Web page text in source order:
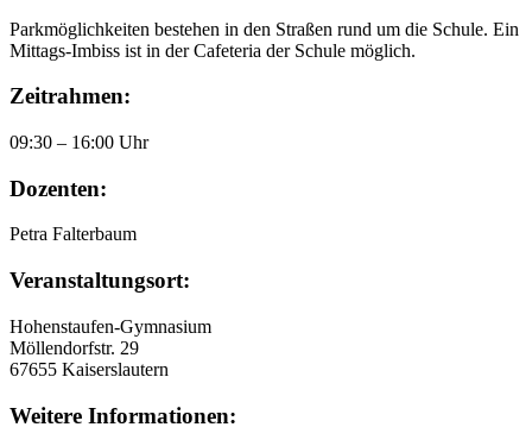
Parkmöglichkeiten bestehen in den Straßen rund um die Schule. Ein
Mittags-Imbiss ist in der Cafeteria der Schule möglich.
Zeitrahmen:
09:30 – 16:00 Uhr
Dozenten:
Petra Falterbaum
Veranstaltungsort:
Hohenstaufen-Gymnasium
Möllendorfstr. 29
67655 Kaiserslautern
Weitere Informationen: